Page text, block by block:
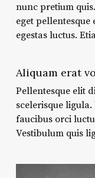
nunc pretium
eget
egestas luctus.
Aliquam erat
Pellentesque elit
scelerisque
faucibus orci
Vestibulum quis